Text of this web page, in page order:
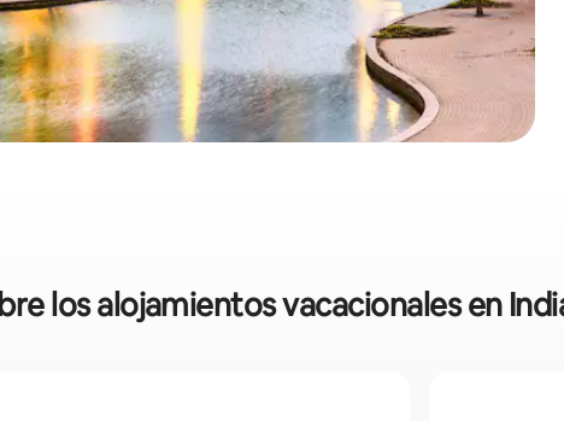
los alojamientos vacacionales en